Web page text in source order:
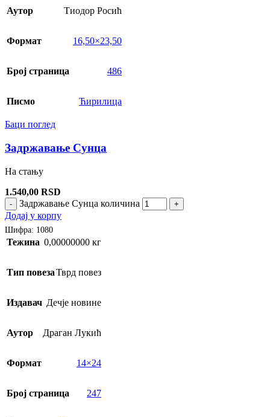
Аутор Тиодор Росић
Формат 16,50×23,50
Број страница 486
Писмо Ћирилица
Баци поглед
Задржавање Сунца
На стању
1.540,00 RSD
- Задржавање Сунца количина +
Додај у корпу
Шифра: 1080
Тежина 0,00000000 кг
Тип повезаТврд повез
Издавач Дечје новине
Аутор Драган Лукић
Формат 14×24
Број страница 247